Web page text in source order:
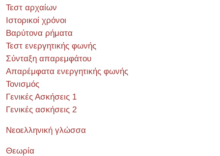
Τεστ αρχαίων
Ιστορικοί χρόνοι
Βαρύτονα ρήματα
Τεστ ενεργητικής φωνής
Σύνταξη απαρεμφάτου
Απαρέμφατα ενεργητικής φωνής
Τονισμός
Γενικές Ασκήσεις 1
Γενικές ασκήσεις 2
Νεοελληνική γλώσσα
Θεωρία